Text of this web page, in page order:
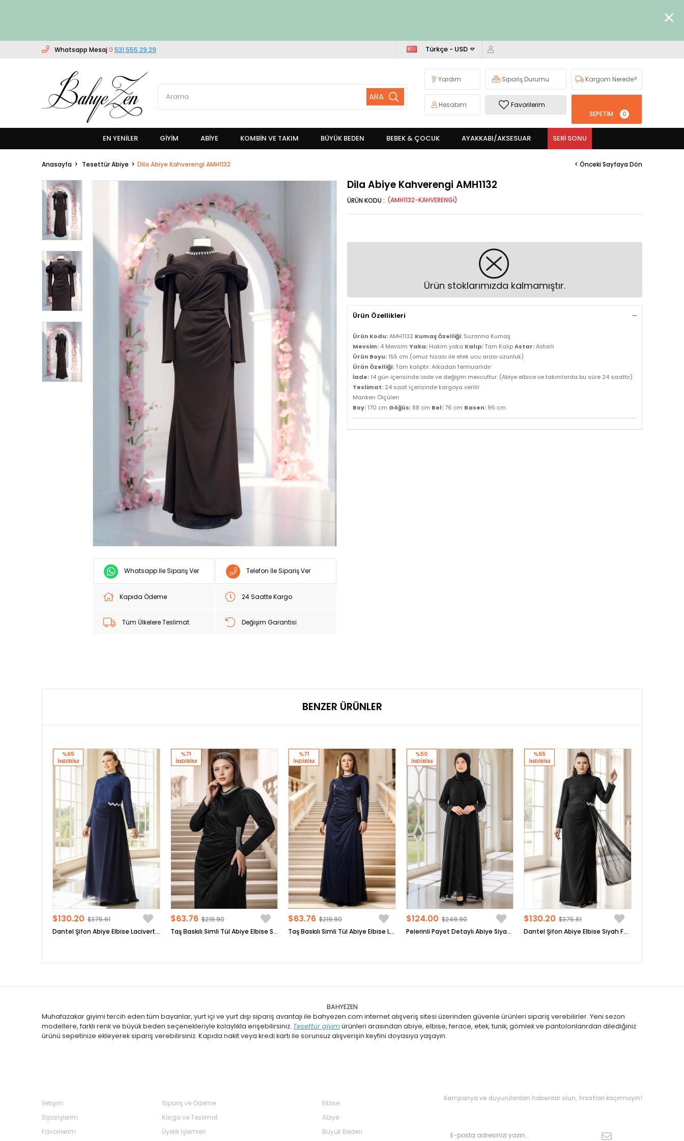
Whatsapp Mesaj0 531 555 29 29
Yardım Sipariş Durumu Kargom Nerede?
Hesabım
Favorilerim
SEPETIM
0
Türkçe - USD
EN YENILER GIYIM ABİYE KOMBİN VE TAKIM BÜYÜK BEDEN BEBEK & ÇOCUK AYAKKABI/AKSESUAR SERI SONU
Anasayfa Tesettür Abiye Dila Abiye Kahverengi AMH1132 < Önceki Sayfaya Dön
Whatsapp İle Sipariş Ver Telefon İle Sipariş Ver
Kapıda Ödeme 24 Saatte Kargo
Tüm Ülkelere Teslimat Değişim Garantisi
Dila Abiye Kahverengi AMH1132
(AMH1132-KAHVERENGI)
Ürün stoklarımızda kalmamıştır.
Ürün Özellikleri
Ürün Kodu:AMH1132 Kumaş Özelliği: Suzanna Kumaş
Mevsim: 4 Mevsim Yaka: Hakim yaka Kalıp: Tam KalıpAstar:Astarlı
Ürün Boyu: 155 cm (omuz hizası ile etek ucu arası uzunluk)
Ürün Özelliği: Tam kalıptır. Arkadan fermuarlıdır
İade: 14 gün içerisinde iade ve değişim mevcuttur. (Abiye elbise ve takımlarda bu süre 24 saattir)
Teslimat: 24 saat içerisinde kargoya verilir.
Manken Ölçüleri
Boy: 170 cm Göğüs: 88 cm Bel:76 cm Basen: 96 cm
BENZER ÜRÜNLER
Dantel Şifon Abiye Elbise Lacivert FHM958
$130.20 $375.61
%65
İNDIRIM
Taş Baskılı Simli Tül Abiye Elbise Siyah FHM956
$63.76 $219.90
%71
İNDIRIM
Taş Baskılı Simli Tül Abiye Elbise Lacivert FHM956
$63.76 $219.90
%71
İNDIRIM
Pelerinli Payet Detaylı Abiye Siyah FHM854
$124.00 $249.90
%50
İNDIRIM
Dantel Şifon Abiye Elbise Siyah FHM958
$130.20 $375.61
%65
İNDIRIM
BAHYEZEN
Muhafazakar giyimi tercih eden tüm bayanlar, yurt içi ve yurt dışı sipariş avantajı ile bahyezen.com internet alışveriş sitesi üzerinden güvenle ürünleri sipariş verebilirler. Yeni sezon
modellere, farklı renk ve büyük beden seçenekleriyle kolaylıkla erişebilirsiniz. Tesettür giyimürünleri arasından abiye, elbise, ferace, etek, tunik, gömlek ve pantolonlanrdan dilediğiniz
ürünü sepetinize ekleyerek sipariş verebilirsiniz. Kapıda nakit veya kredi kartı ile sorunsuz alışverişin keyfini doyasıya yaşayın.
İletişim
Siparişlerim
Favorilerim
Sipariş ve Ödeme
Kargo ve Teslimat
Üyelik İşlemleri
Elbise
Abiye
Büyük Beden
Kampanya ve duyurulardan haberdar olun, fırsatları kaçırmayın!